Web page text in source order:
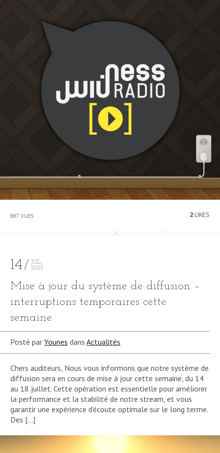
887 VUES 2LIKES
14
JUIL
2025
Mise à jour du système de diffusion –
interruptions temporaires cette
semaine
Posté parYounes dansActualités
Chers auditeurs, Nous vous informons que notre système de
diffusion sera en cours de mise à jour cette semaine, du 14
au 18 juillet. Cette opération est essentielle pour améliorer
la performance et la stabilité de notre stream, et vous
garantir une expérience d’écoute optimale sur le long terme.
Des […]